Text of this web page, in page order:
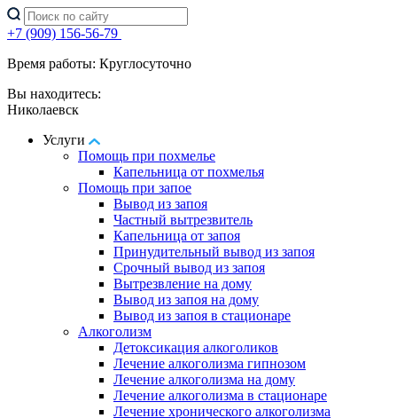
+7 (909) 156-56-79
Время работы: Круглосуточно
Вы находитесь:
Николаевск
Услуги
Помощь при похмелье
Капельница от похмелья
Помощь при запое
Вывод из запоя
Частный вытрезвитель
Капельница от запоя
Принудительный вывод из запоя
Срочный вывод из запоя
Вытрезвление на дому
Вывод из запоя на дому
Вывод из запоя в стационаре
Алкоголизм
Детоксикация алкоголиков
Лечение алкоголизма гипнозом
Лечение алкоголизма на дому
Лечение алкоголизма в стационаре
Лечение хронического алкоголизма